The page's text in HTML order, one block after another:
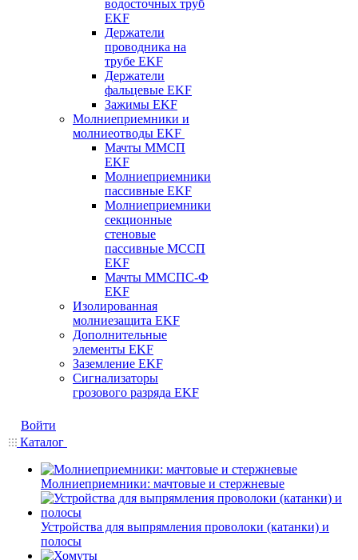
водосточных труб
EKF
Держатели
проводника на
трубе EKF
Держатели
фальцевые EKF
Зажимы EKF
Молниеприемники и
молниеотводы EKF
Мачты ММСП
EKF
Молниеприемники
пассивные EKF
Молниеприемники
секционные
стеновые
пассивные МССП
EKF
Мачты ММСПС-Ф
EKF
Изолированная
молниезащита EKF
Дополнительные
элементы EKF
Заземление EKF
Сигнализаторы
грозового разряда EKF
Войти
Каталог
Молниеприемники: мачтовые и стержневые
Устройства для выпрямления проволоки (катанки) и
полосы